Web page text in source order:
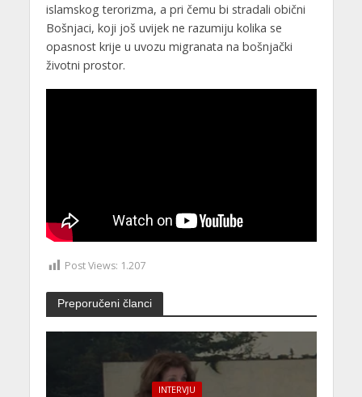
islamskog terorizma, a pri čemu bi stradali obični
Bošnjaci, koji još uvijek ne razumiju kolika se
opasnost krije u uvozu migranata na bošnjački
životni prostor.
Post Views: 1.207
Preporučeni članci
INTERVJU